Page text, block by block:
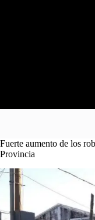
Fuerte aumento de los
Provincia